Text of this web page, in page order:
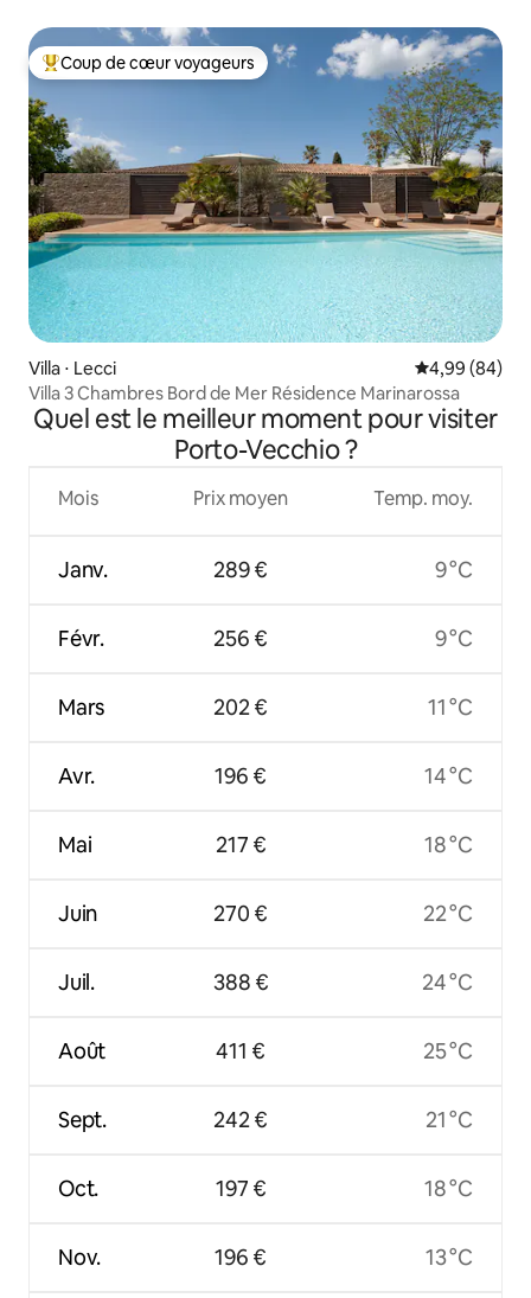
Coups de cœur voyageurs les plus appréciés
Coup de cœur voyageurs
Villa ⋅ Lecci Évaluation
4,99 (84)
Villa 3 Chambres Bord de Mer Résidence Marinarossa
Quel est le meilleur moment pour visiter
Porto-Vecchio ?
Mois
Janv.
Févr.
Mars
Avr.
Mai
Juin
Juil.
Août
Sept.
Oct.
Nov.
Prix moyen
289 €
256 €
202 €
196 €
217 €
270 €
388 €
411 €
242 €
197 €
196 €
Temp. moy.
9 °C
9 °C
11 °C
14 °C
18 °C
22 °C
24 °C
25 °C
21 °C
18 °C
13 °C